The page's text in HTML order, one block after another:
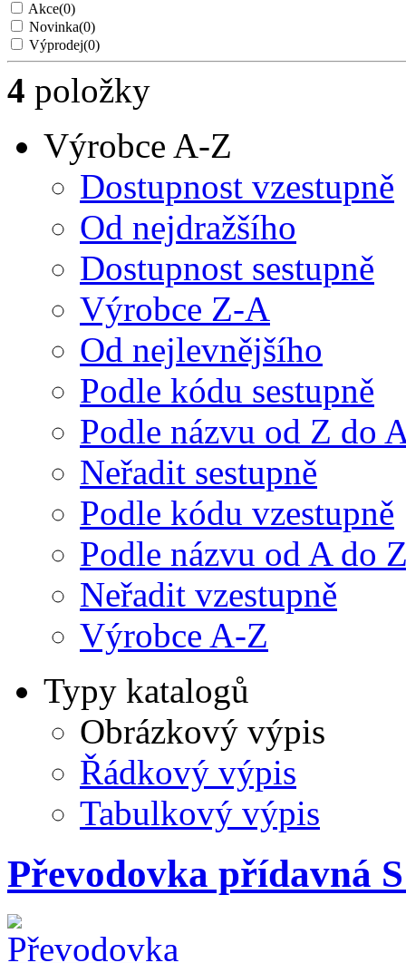
Akce(0)
Novinka(0)
Výprodej(0)
4 položky
Výrobce A-Z
Dostupnost vzestupně
Od nejdražšího
Dostupnost sestupně
Výrobce Z-A
Od nejlevnějšího
Podle kódu sestupně
Podle názvu od Z do
Neřadit sestupně
Podle kódu vzestupně
Podle názvu od A do
Neřadit vzestupně
Výrobce A-Z
Typy katalogů
Obrázkový výpis
Řádkový výpis
Tabulkový výpis
Převodovka přídavná